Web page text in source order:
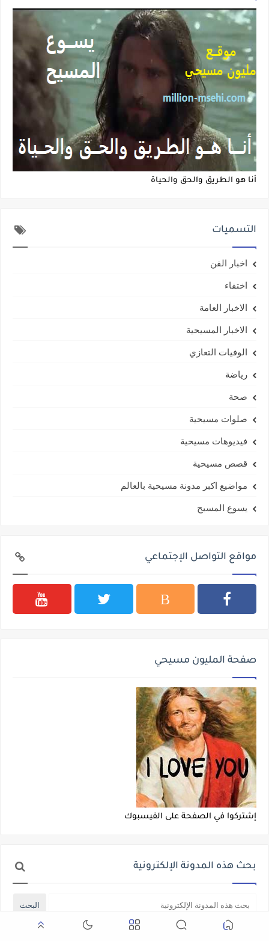
أنا هو الطريق والحق والحياة
التسميات
اخبار الفن
اختفاء
الاخبار العامة
الاخبار المسيحية
الوفيات التعازي
رياضة
صحة
صلوات مسيحية
فيديوهات مسيحية
قصص مسيحية
مواضيع اكبر مدونة مسيحية بالعالم
يسوع المسيح
مواقع التواصل الإجتماعي
صفحة المليون مسيحي
إشتركوا في الصفحة على الفيسبوك
بحث هذه المدونة الإلكترونية